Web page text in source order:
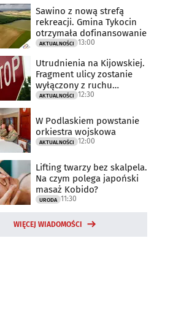
Sawino z nową strefą
rekreacji. Gmina Tykocin
otrzymała dofinansowanie
AKTUALNOŚCI 13:00
Utrudnienia na Kijowskiej.
Fragment ulicy zostanie
wyłączony z ruchu
drogowego
AKTUALNOŚCI 12:30
W Podlaskiem powstanie
orkiestra wojskowa
AKTUALNOŚCI 12:00
Lifting twarzy bez skalpela.
Na czym polega japoński
masaż Kobido?
URODA 11:30
WIĘCEJ WIADOMOŚCI